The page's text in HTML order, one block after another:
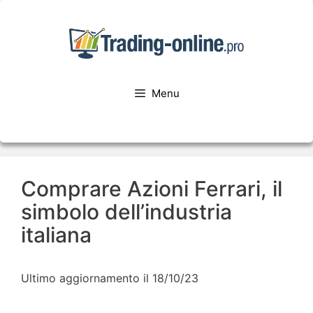
Menu
Comprare Azioni Ferrari, il
simbolo dell’industria
italiana
Ultimo aggiornamento il 18/10/23